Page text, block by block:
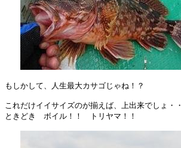
もしかして、人生最大カサゴじゃね！？
これだけイイサイズのが揃えば、上出来でしょ・・
ときどき　ボイル！！　トリヤマ！！